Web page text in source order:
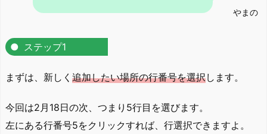
やまの
ステップ1
まずは、新しく 追加したい場所の行番号を選択します。
今回は2月18日の次、つまり5行目を選びます。
左にある行番号5をクリックすれば、行選択できますよ。